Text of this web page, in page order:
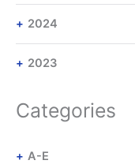
2024
2023
Categories
A-E